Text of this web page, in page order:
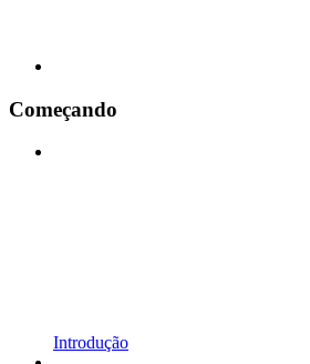
Começando
Introdução